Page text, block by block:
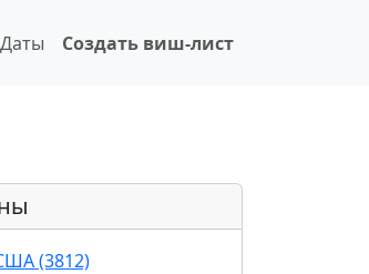
Даты Создать виш-лист
(3812)